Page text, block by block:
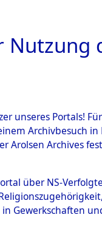
0005
unseres Portals!
Archivbesuch
Arolsen Archives
über NS-
Gewerkschaften